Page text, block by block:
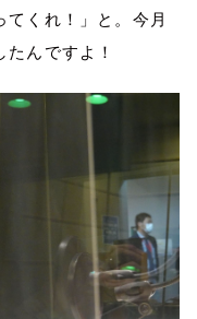
てくれ！」と。今月
んですよ！